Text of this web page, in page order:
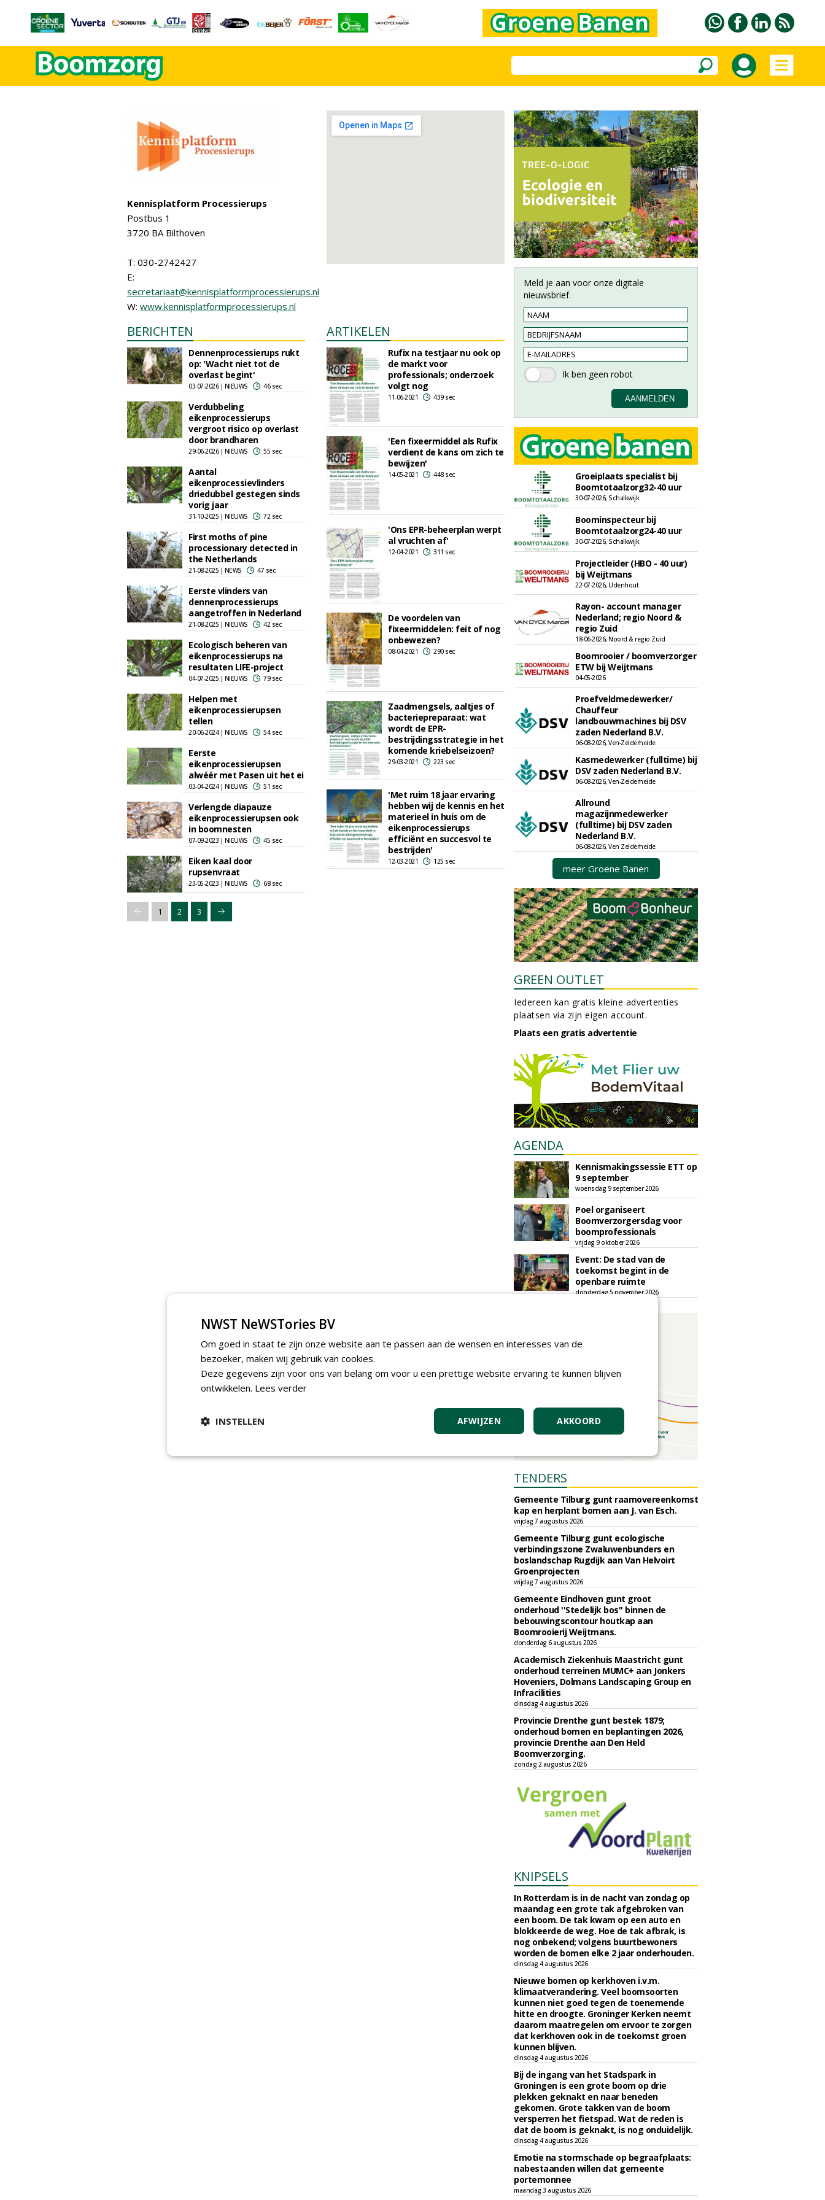
Kennisplatform Processierups
Postbus 1
3720 BA Bilthoven
T: 030-2742427
E:
secretariaat@kennisplatformprocessierups.nl
W: www.kennisplatformprocessierups.nl
BERICHTEN
Dennenprocessierups rukt
op: 'Wacht niet tot de
overlast begint'
03-07-2026 | NIEUWS 46 sec
Verdubbeling
eikenprocessierups
vergroot risico op overlast
door brandharen
29-06-2026 | NIEUWS 55 sec
Aantal
eikenprocessievlinders
driedubbel gestegen sinds
vorig jaar
31-10-2025 | NIEUWS 72 sec
First moths of pine
processionary detected in
the Netherlands
21-08-2025 | NEWS 47 sec
Eerste vlinders van
dennenprocessierups
aangetroffen in Nederland
21-08-2025 | NIEUWS 42 sec
Ecologisch beheren van
eikenprocessierups na
resultaten LIFE-project
04-07-2025 | NIEUWS 79 sec
Helpen met
eikenprocessierupsen
tellen
20-06-2024 | NIEUWS 54 sec
Eerste
eikenprocessierupsen
alwéér met Pasen uit het ei
03-04-2024 | NIEUWS 51 sec
Verlengde diapauze
eikenprocessierupsen ook
in boomnesten
07-09-2023 | NIEUWS 45 sec
Eiken kaal door
rupsenvraat
23-05-2023 | NIEUWS 68 sec
1 2 3
ARTIKELEN
Rufix na testjaar nu ook op
de markt voor
professionals; onderzoek
volgt nog
11-06-2021 439 sec
'Een fixeermiddel als Rufix
verdient de kans om zich te
bewijzen'
14-05-2021 448 sec
'Ons EPR-beheerplan werpt
al vruchten af'
12-04-2021 311 sec
De voordelen van
fixeermiddelen: feit of nog
onbewezen?
08-04-2021 290 sec
Zaadmengsels, aaltjes of
bacteriepreparaat: wat
wordt de EPR-
bestrijdingsstrategie in het
komende kriebelseizoen?
29-03-2021 223 sec
'Met ruim 18 jaar ervaring
hebben wij de kennis en het
materieel in huis om de
eikenprocessierups
efficiënt en succesvol te
bestrijden'
12-03-2021 125 sec
Meld je aan voor onze digitale
nieuwsbrief.
Groeiplaats specialist bij
Boomtotaalzorg32-40 uur
30-07-2026, Schalkwijk
Boominspecteur bij
Boomtotaalzorg24-40 uur
30-07-2026, Schalkwijk
Projectleider (HBO - 40 uur)
bij Weijtmans
22-07-2026, Udenhout
Rayon- account manager
Nederland; regio Noord &
regio Zuid
18-06-2026, Noord & regio Zuid
Boomrooier / boomverzorger
ETW bij Weijtmans
04-05-2026
Proefveldmedewerker/
Chauffeur
landbouwmachines bij DSV
zaden Nederland B.V.
06-08-2026, Ven-Zelderheide
Kasmedewerker (fulltime) bij
DSV zaden Nederland B.V.
06-08-2026, Ven-Zelderheide
Allround
magazijnmedewerker
(fulltime) bij DSV zaden
Nederland B.V.
06-08-2026, Ven Zelderheide
meer Groene Banen
GREEN OUTLET
Iedereen kan gratis kleine advertenties
plaatsen via zijn eigen account.
Plaats een gratis advertentie
AGENDA
Kennismakingssessie ETT op
9 september
woensdag 9 september 2026
Poel organiseert
Boomverzorgersdag voor
boomprofessionals
vrijdag 9 oktober 2026
Event: De stad van de
toekomst begint in de
openbare ruimte
donderdag 5 november 2026
TENDERS
Gemeente Tilburg gunt raamovereenkomst
kap en herplant bomen aan J. van Esch.
vrijdag 7 augustus 2026
Gemeente Tilburg gunt ecologische
verbindingszone Zwaluwenbunders en
boslandschap Rugdijk aan Van Helvoirt
Groenprojecten
vrijdag 7 augustus 2026
Gemeente Eindhoven gunt groot
onderhoud ''Stedelijk bos'' binnen de
bebouwingscontour houtkap aan
Boomrooierij Weijtmans.
donderdag 6 augustus 2026
Academisch Ziekenhuis Maastricht gunt
onderhoud terreinen MUMC+ aan Jonkers
Hoveniers, Dolmans Landscaping Group en
Infracilities
dinsdag 4 augustus 2026
Provincie Drenthe gunt bestek 1879;
onderhoud bomen en beplantingen 2026,
provincie Drenthe aan Den Held
Boomverzorging.
zondag 2 augustus 2026
KNIPSELS
In Rotterdam is in de nacht van zondag op
maandag een grote tak afgebroken van
een boom. De tak kwam op een auto en
blokkeerde de weg. Hoe de tak afbrak, is
nog onbekend; volgens buurtbewoners
worden de bomen elke 2 jaar onderhouden.
dinsdag 4 augustus 2026
Nieuwe bomen op kerkhoven i.v.m.
klimaatverandering. Veel boomsoorten
kunnen niet goed tegen de toenemende
hitte en droogte. Groninger Kerken neemt
daarom maatregelen om ervoor te zorgen
dat kerkhoven ook in de toekomst groen
kunnen blijven.
dinsdag 4 augustus 2026
Bij de ingang van het Stadspark in
Groningen is een grote boom op drie
plekken geknakt en naar beneden
gekomen. Grote takken van de boom
versperren het fietspad. Wat de reden is
dat de boom is geknakt, is nog onduidelijk.
dinsdag 4 augustus 2026
Emotie na stormschade op begraafplaats:
nabestaanden willen dat gemeente
portemonnee
maandag 3 augustus 2026
NWST NeWSTories BV
Om goed in staat te zijn onze website aan te passen aan de wensen en interesses van de
bezoeker, maken wij gebruik van cookies.
Deze gegevens zijn voor ons van belang om voor u een prettige website ervaring te kunnen blijven
ontwikkelen. Lees verder
AKKOORD
AFWIJZEN
INSTELLEN